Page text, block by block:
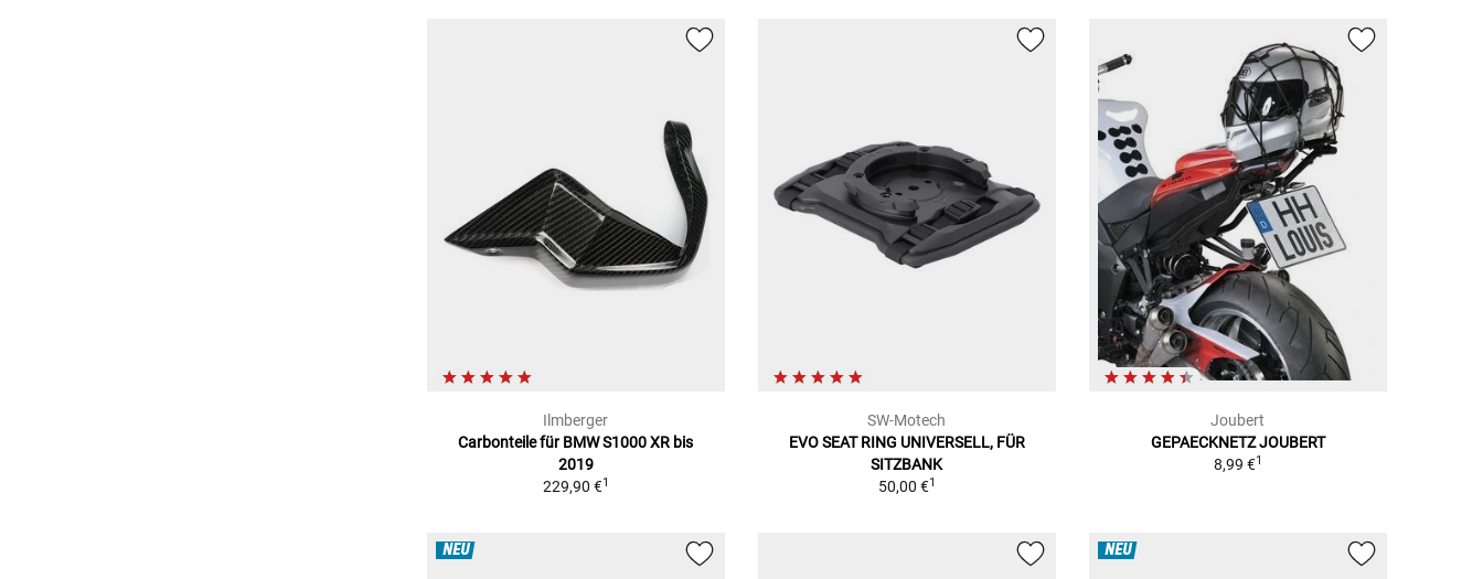
Ilmberger
Carbonteile für BMW S1000 XR bis
2019
229,90 €1
SW-Motech
EVO SEAT RING UNIVERSELL, FÜR
SITZBANK
50,00 €1
Joubert
GEPAECKNETZ JOUBERT
8,99 €1
NEU NEU